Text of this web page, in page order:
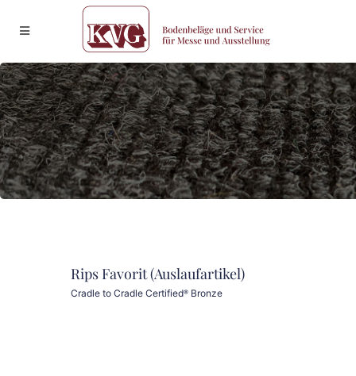
Rips Favorit (Auslaufartikel)
Cradle to Cradle Certified® Bronze